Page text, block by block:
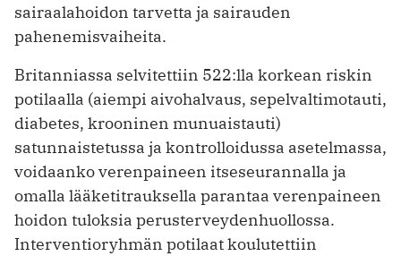
sairaalahoidon tarvetta ja sairauden
pahenemisvaiheita.
Britanniassa selvitettiin 522:lla korkean riskin
potilaalla (aiempi aivohalvaus, sepelvaltimotauti,
diabetes, krooninen munuaistauti)
satunnaistetussa ja kontrolloidussa asetelmassa,
voidaanko veren­paineen itseseurannalla ja
omalla lääketitrauksella parantaa verenpaineen
hoidon tuloksia perusterveydenhuollossa.
Interventioryhmän potilaat koulutettiin